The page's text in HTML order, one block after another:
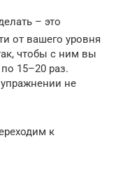
– это
от вашего уровня
чтобы с ним вы
15–20 раз.
не
к